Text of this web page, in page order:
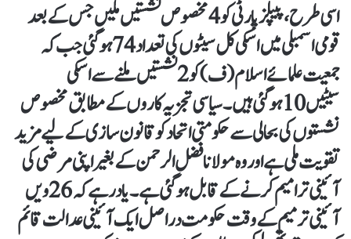
اسی طرح، پیپلزپارٹی کو 4 مخصوص نشستیں ملیں جس کے بعد
قومی اسمبلی میں اسکی کل سیٹوں کی تعداد 74 ہوگئی جب کہ
جمعیت علمائے اسلام (ف) کو 2 نشستیں ملنے سے اسکی
سیٹیں 10 ہو گئی ہیں۔ سیاسی تجزیہ کاروں کے مطابق مخصوص
نشستوں کی بحالی سے حکومتی اتحاد کو قانون سازی کے لیے مزید
تقویت ملی ہے اور وہ مولانا فضل الرحمن کے بغیر اپنی مرضی کی
آئینی ترامیم کرنے کے قابل ہو گئی ہے۔ یاد رہے کہ 26 ویں
آئینی ترمیم کے وقت حکومت دراصل ایک آئینی عدالت قائم